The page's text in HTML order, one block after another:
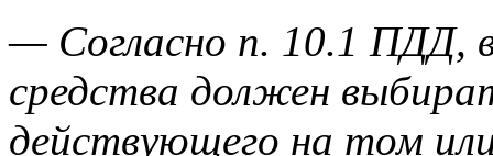
— Согласно п. 10.1 ПДД,
средства должен
действующего на том